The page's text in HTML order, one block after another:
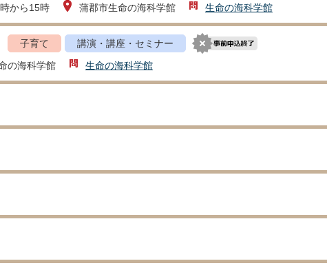
から15時
蒲郡市生命の海科学館 生命の海科学館
子育て
講演・講座・セミナー
の海科学館 生命の海科学館